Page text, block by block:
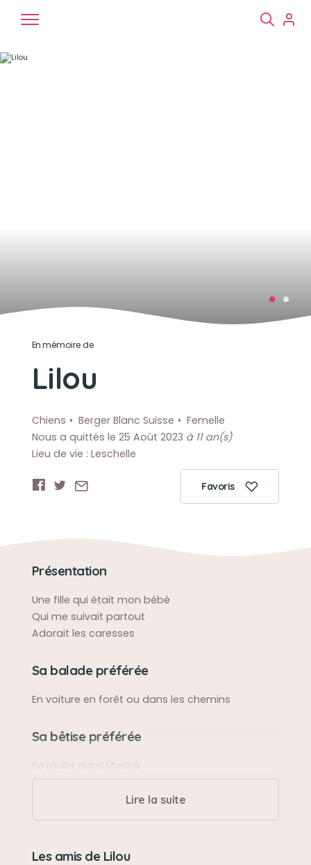
En mémoire de
Lilou
Chiens Berger Blanc Suisse
Femelle
Nous a quittés le 25 Août 2023 à 11 an(s)
Lieu de vie : Leschelle
Favoris
Présentation
Une fille qui était mon bébé
Qui me suivait partout
Adorait les caresses
Sa balade préférée
En voiture en forêt ou dans les chemins
Sa bêtise préférée
Se rouler dans l herbe
Lire la suite
Les amis de Lilou